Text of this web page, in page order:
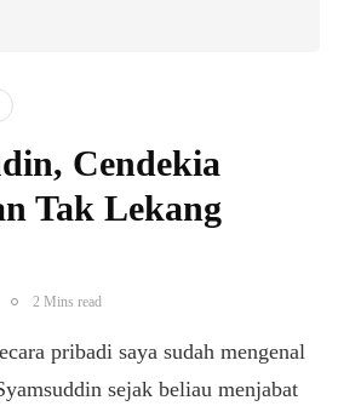
Cendekia
Tak Lekang
2 Mins read
pribadi saya sudah mengenal
sejak beliau menjabat